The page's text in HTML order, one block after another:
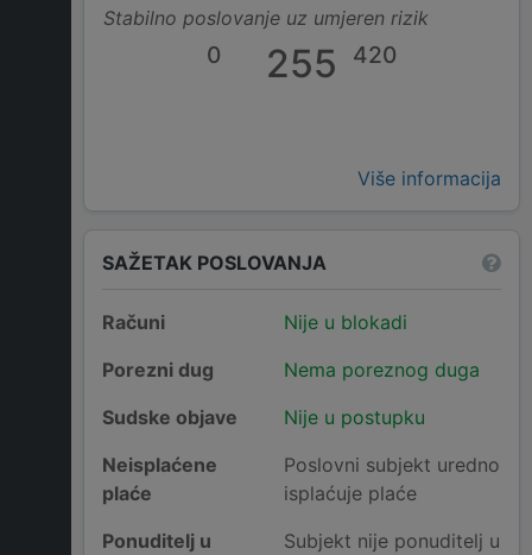
Stabilno poslovanje uz umjeren rizik
0 255 420
Više informacija
SAŽETAK POSLOVANJA
Računi
Nije u blokadi
Porezni dug
Nema poreznog duga
Sudske objave
Nije u postupku
Neisplaćene
plaće
Poslovni subjekt uredno
isplaćuje plaće
Ponuditelj u
Subjekt nije ponuditelj u